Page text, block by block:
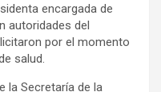
encargada de
autoridades del
por el momento
salud.
la Secretaría de la